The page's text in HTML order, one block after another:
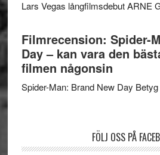
Lars Vegas långfilmsdebut ARNE
Filmrecension: Spider-
Day – kan vara den
filmen någonsin
Spider-Man: Brand New Day
FÖLJ OSS PÅ